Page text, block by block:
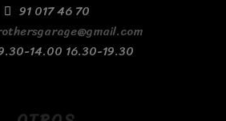
91 017 46 70
14.00 16.30-19.30